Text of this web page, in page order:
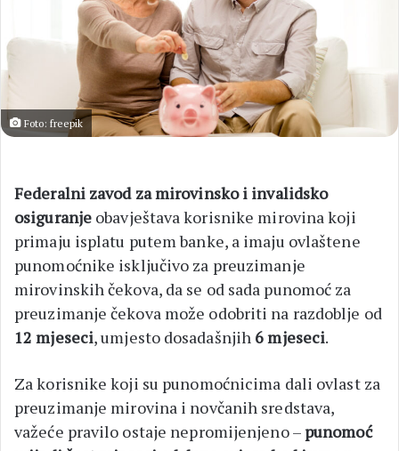
Foto: freepik
Federalni zavod za mirovinsko i invalidsko
osiguranje obavještava korisnike mirovina koji
primaju isplatu putem banke, a imaju ovlaštene
punomoćnike isključivo za preuzimanje
mirovinskih čekova, da se od sada punomoć za
preuzimanje čekova može odobriti na razdoblje od
12 mjeseci, umjesto dosadašnjih 6 mjeseci.
Za korisnike koji su punomoćnicima dali ovlast za
preuzimanje mirovina i novčanih sredstava,
važeće pravilo ostaje nepromijenjeno –punomoć